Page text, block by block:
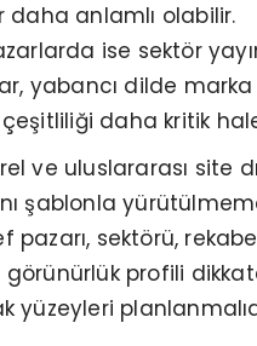
daha anlamlı olabilir.
ise sektör
yabancı dilde
daha kritik
ve uluslararası site
şablonla
pazarı, sektörü,
profili
yüzeyleri